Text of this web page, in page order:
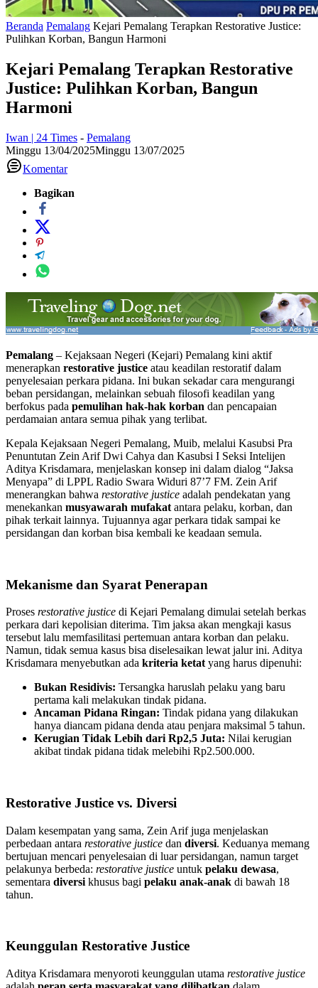
Beranda Pemalang Kejari Pemalang Terapkan Restorative Justice:
Pulihkan Korban, Bangun Harmoni
Kejari Pemalang Terapkan Restorative
Justice: Pulihkan Korban, Bangun
Harmoni
Iwan | 24 Times - Pemalang
Minggu 13/04/2025Minggu 13/07/2025
Komentar
Bagikan
Pemalang – Kejaksaan Negeri (Kejari) Pemalang kini aktif
menerapkan restorative justice atau keadilan restoratif dalam
penyelesaian perkara pidana. Ini bukan sekadar cara mengurangi
beban persidangan, melainkan sebuah filosofi keadilan yang
berfokus pada pemulihan hak-hak korban dan pencapaian
perdamaian antara semua pihak yang terlibat.
Kepala Kejaksaan Negeri Pemalang, Muib, melalui Kasubsi Pra
Penuntutan Zein Arif Dwi Cahya dan Kasubsi I Seksi Intelijen
Aditya Krisdamara, menjelaskan konsep ini dalam dialog “Jaksa
Menyapa” di LPPL Radio Swara Widuri 87’7 FM. Zein Arif
menerangkan bahwa restorative justice adalah pendekatan yang
menekankan musyawarah mufakat antara pelaku, korban, dan
pihak terkait lainnya. Tujuannya agar perkara tidak sampai ke
persidangan dan korban bisa kembali ke keadaan semula.
Mekanisme dan Syarat Penerapan
Proses restorative justice di Kejari Pemalang dimulai setelah berkas
perkara dari kepolisian diterima. Tim jaksa akan mengkaji kasus
tersebut lalu memfasilitasi pertemuan antara korban dan pelaku.
Namun, tidak semua kasus bisa diselesaikan lewat jalur ini. Aditya
Krisdamara menyebutkan ada kriteria ketat yang harus dipenuhi:
Bukan Residivis: Tersangka haruslah pelaku yang baru
pertama kali melakukan tindak pidana.
Ancaman Pidana Ringan: Tindak pidana yang dilakukan
hanya diancam pidana denda atau penjara maksimal 5 tahun.
Kerugian Tidak Lebih dari Rp2,5 Juta: Nilai kerugian
akibat tindak pidana tidak melebihi Rp2.500.000.
Restorative Justice vs. Diversi
Dalam kesempatan yang sama, Zein Arif juga menjelaskan
perbedaan antara restorative justice dan diversi. Keduanya memang
bertujuan mencari penyelesaian di luar persidangan, namun target
pelakunya berbeda: restorative justice untuk pelaku dewasa,
sementara diversi khusus bagi pelaku anak-anak di bawah 18
tahun.
Keunggulan Restorative Justice
Aditya Krisdamara menyoroti keunggulan utama restorative justice